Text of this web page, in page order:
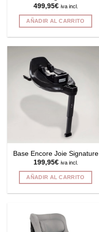
producto
499,95€ iva incl.
AÑADIR AL CARRITO
Base Encore Joie Signature
199,95€ iva incl.
AÑADIR AL CARRITO